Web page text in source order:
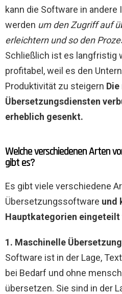
kann die Software in
werden um den Zugriff auf
erleichtern und so den
Schließlich ist es langfristig
profitabel, weil es den
Produktivität zu steigern
Übersetzungsdiensten
erheblich gesenkt.
Welche verschiedenen Arten
gibt es?
Es gibt viele verschiedene
Übersetzungssoftware und
Hauptkategorien eingeteilt
1. Maschinelle
Software ist in der Lage,
bei Bedarf und ohne
übersetzen. Sie sind in der